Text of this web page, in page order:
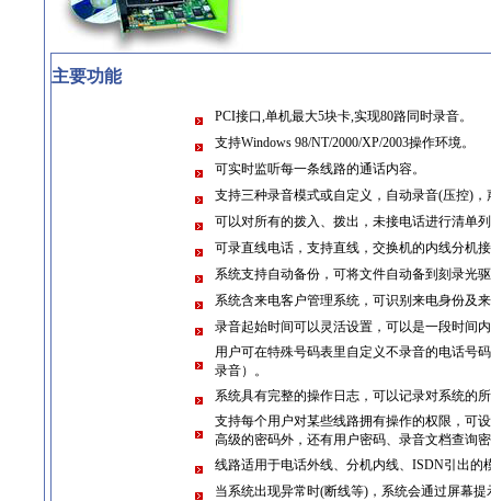
主要功能
PCI接口,单机最大5块卡,实现80路同时录音。
支持Windows 98/NT/2000/XP/2003操作环境。
可实时监听每一条线路的通话内容。
支持三种录音模式或自定义，自动录音(压控)
可以对所有的拨入、拨出，未接电话进行清单
可录直线电话，支持直线，交换机的内线分机
系统支持自动备份，可将文件自动备到刻录光
系统含来电客户管理系统，可识别来电身份及
录音起始时间可以灵活设置，可以是一段时间
用户可在特殊号码表里自定义不录音的电话号
录音）。
系统具有完整的操作日志，可以记录对系统的
支持每个用户对某些线路拥有操作的权限，可
高级的密码外，还有用户密码、录音文档查询
线路适用于电话外线、分机内线、ISDN引出的
当系统出现异常时(断线等)，系统会通过屏幕